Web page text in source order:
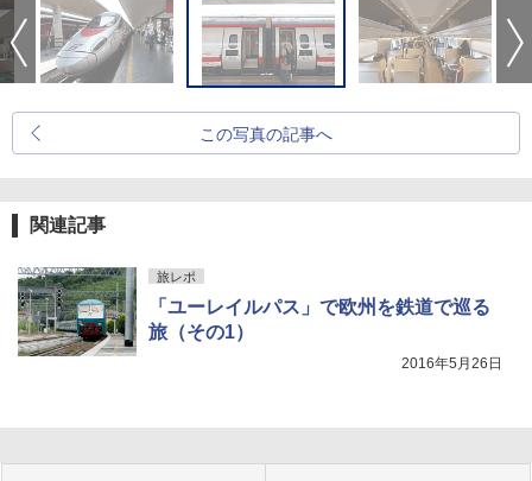
この写真の記事へ
関連記事
旅レポ
「ユーレイルパス」で欧州を鉄道で巡る
旅（その1）
2016年5月26日